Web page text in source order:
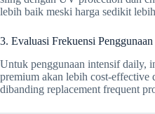
lebih baik meski harga sedikit
3. Evaluasi Frekuensi Penggunaan
Untuk penggunaan intensif daily,
premium akan lebih cost-effective
dibanding replacement frequent